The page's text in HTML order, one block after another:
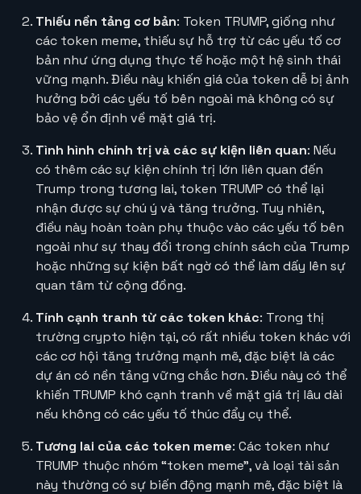
Thiếu nền tảng cơ bản: Token TRUMP, giống như
các token meme, thiếu sự hỗ trợ từ các yếu tố cơ
bản như ứng dụng thực tế hoặc một hệ sinh thái
vững mạnh. Điều này khiến giá của token dễ bị ảnh
hưởng bởi các yếu tố bên ngoài mà không có sự
bảo vệ ổn định về mặt giá trị.
Tình hình chính trị và các sự kiện liên quan: Nếu
có thêm các sự kiện chính trị lớn liên quan đến
Trump trong tương lai, token TRUMP có thể lại
nhận được sự chú ý và tăng trưởng. Tuy nhiên,
điều này hoàn toàn phụ thuộc vào các yếu tố bên
ngoài như sự thay đổi trong chính sách của Trump
hoặc những sự kiện bất ngờ có thể làm dấy lên sự
quan tâm từ cộng đồng.
Tính cạnh tranh từ các token khác: Trong thị
trường crypto hiện tại, có rất nhiều token khác với
các cơ hội tăng trưởng mạnh mẽ, đặc biệt là các
dự án có nền tảng vững chắc hơn. Điều này có thể
khiến TRUMP khó cạnh tranh về mặt giá trị lâu dài
nếu không có các yếu tố thúc đẩy cụ thể.
Tương lai của các token meme: Các token như
TRUMP thuộc nhóm “token meme”, và loại tài sản
này thường có sự biến động mạnh mẽ, đặc biệt là